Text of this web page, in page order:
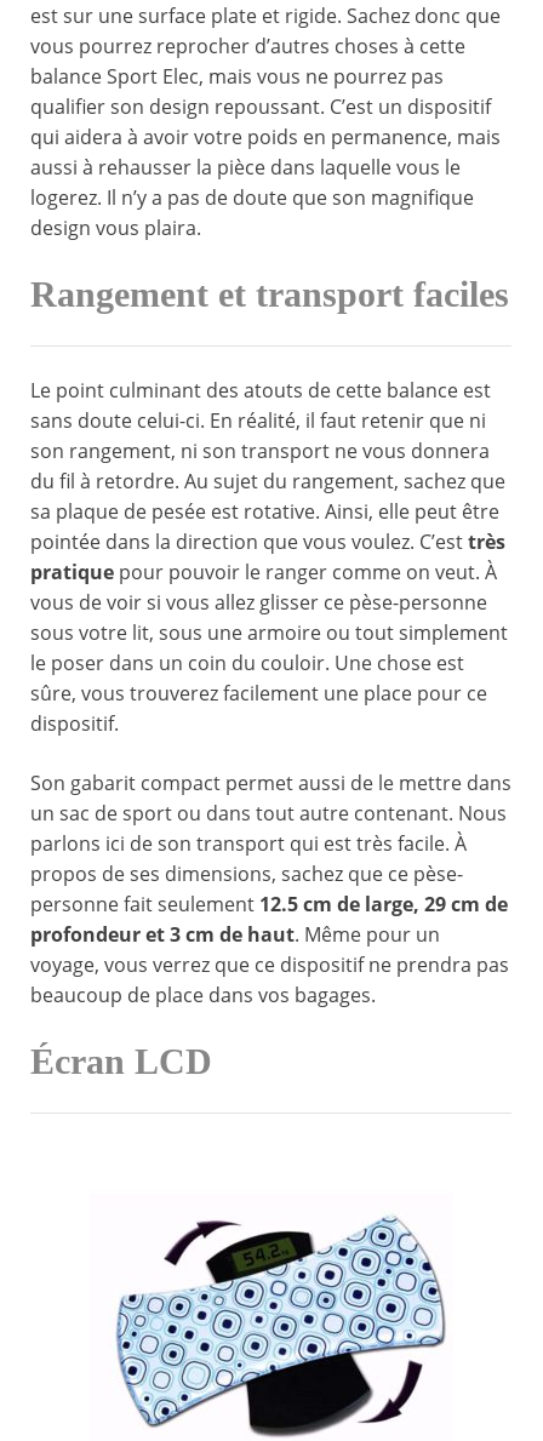
est sur une surface plate et rigide. Sachez donc que
vous pourrez reprocher d’autres choses à cette
balance Sport Elec, mais vous ne pourrez pas
qualifier son design repoussant. C’est un dispositif
qui aidera à avoir votre poids en permanence, mais
aussi à rehausser la pièce dans laquelle vous le
logerez. Il n’y a pas de doute que son magnifique
design vous plaira.
Rangement et transport faciles
Le point culminant des atouts de cette balance est
sans doute celui-ci. En réalité, il faut retenir que ni
son rangement, ni son transport ne vous donnera
du fil à retordre. Au sujet du rangement, sachez que
sa plaque de pesée est rotative. Ainsi, elle peut être
pointée dans la direction que vous voulez. C’esttrès
pratique pour pouvoir le ranger comme on veut. À
vous de voir si vous allez glisser ce pèse-personne
sous votre lit, sous une armoire ou tout simplement
le poser dans un coin du couloir. Une chose est
sûre, vous trouverez facilement une place pour ce
dispositif.
Son gabarit compact permet aussi de le mettre dans
un sac de sport ou dans tout autre contenant. Nous
parlons ici de son transport qui est très facile. À
propos de ses dimensions, sachez que ce pèse-
personne fait seulement 12.5 cm de large, 29 cm de
profondeur et 3 cm de haut. Même pour un
voyage, vous verrez que ce dispositif ne prendra pas
beaucoup de place dans vos bagages.
Écran LCD